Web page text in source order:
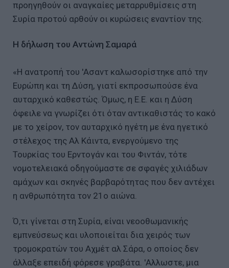
προηγηθούν οι αναγκαίες μεταρρυθμίσεις στη
Συρία προτού αρθούν οι κυρώσεις εναντίον της.
Η δήλωση του Αντώνη Σαμαρά
«Η ανατροπή του 'Ασαντ καλωσορίστηκε από την
Ευρώπη και τη Δύση, γιατί εκπροσωπούσε ένα
αυταρχικό καθεστώς. Όμως, η Ε.Ε. και η Δύση
όφειλε να γνωρίζει ότι όταν αντικαθιστάς το κακό
με το χείρον, τον αυταρχικό ηγέτη με ένα ηγετικό
στέλεχος της Αλ Κάιντα, ενεργούμενο της
Τουρκίας του Ερντογάν και του Φιντάν, τότε
νομοτελειακά οδηγούμαστε σε σφαγές χιλιάδων
αμάχων και σκηνές βαρβαρότητας που δεν αντέχει
η ανθρωπότητα τον 21ο αιώνα.
Ό,τι γίνεται στη Συρία, είναι νεοοθωμανικής
εμπνεύσεως και υλοποιείται δια χειρός των
τρομοκρατών του Αχμέτ αλ Σάρα, ο οποίος δεν
άλλαξε επειδή φόρεσε γραβάτα. 'Αλλωστε, μια